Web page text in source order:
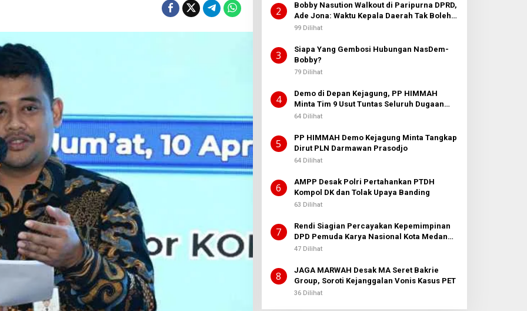
2
Bobby Nasution Walkout di Paripurna DPRD,
Ade Jona: Waktu Kepala Daerah Tak Boleh
Terbuang Sia-sia
99 Dilihat
3
Siapa Yang Gembosi Hubungan NasDem-
Bobby?
79 Dilihat
4
Demo di Depan Kejagung, PP HIMMAH
Minta Tim 9 Usut Tuntas Seluruh Dugaan
Kasus Febrie Adriansyah
64 Dilihat
5
PP HIMMAH Demo Kejagung Minta Tangkap
Dirut PLN Darmawan Prasodjo
64 Dilihat
6
AMPP Desak Polri Pertahankan PTDH
Kompol DK dan Tolak Upaya Banding
63 Dilihat
7
Rendi Siagian Percayakan Kepemimpinan
DPD Pemuda Karya Nasional Kota Medan
kepada Josef Sembiring
47 Dilihat
8
JAGA MARWAH Desak MA Seret Bakrie
Group, Soroti Kejanggalan Vonis Kasus PET
36 Dilihat